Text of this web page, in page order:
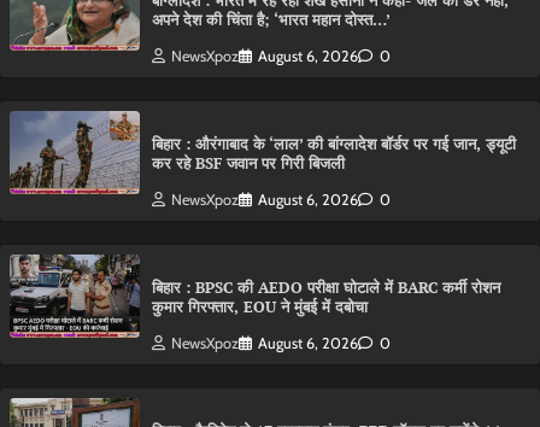
अपने देश की चिंता है; ‘भारत महान दोस्त…’
NewsXpoz August 6, 2026 0
बिहार : औरंगाबाद के ‘लाल’ की बांग्लादेश बॉर्डर पर गई जान, ड्यूटी
कर रहे BSF जवान पर गिरी बिजली
NewsXpoz August 6, 2026 0
बिहार : BPSC की AEDO परीक्षा घोटाले में BARC कर्मी रोशन
कुमार गिरफ्तार, EOU ने मुंबई में दबोचा
NewsXpoz August 6, 2026 0